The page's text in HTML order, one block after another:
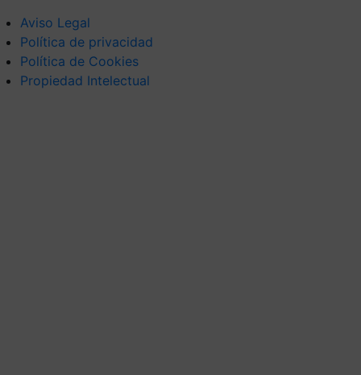
Aviso Legal
Política de privacidad
Política de Cookies
Propiedad Intelectual